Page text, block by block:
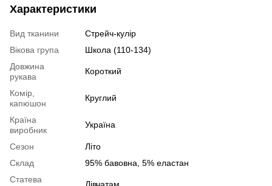
Характеристики
Вид тканини
Стрейч-кулір
Вікова група
Школа (110-134)
Довжина
рукава
Короткий
Комір,
капюшон
Круглий
Країна
виробник
Україна
Сезон
Літо
Склад
95% бавовна, 5% еластан
Статева